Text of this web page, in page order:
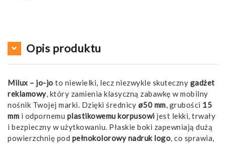
Opis produktu
Milux – jo-jo to niewielki, lecz niezwykle skuteczny gadżet
reklamowy, który zamienia klasyczną zabawkę w mobilny
nośnik Twojej marki. Dzięki średnicy ø50 mm, grubości 15
mm i odpornemu plastikowemu korpusowi jest lekki, trwały
i bezpieczny w użytkowaniu. Płaskie boki zapewniają dużą
powierzchnię pod pełnokolorowy nadruk logo, co sprawia,